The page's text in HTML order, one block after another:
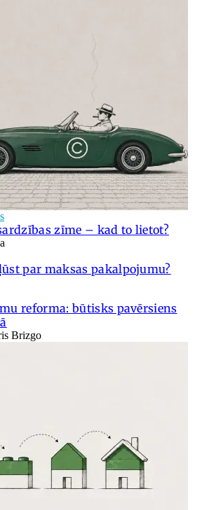
zīme – kad to lietot?
par maksas pakalpojumu?
reforma: būtisks pavērsiens
Brizgo